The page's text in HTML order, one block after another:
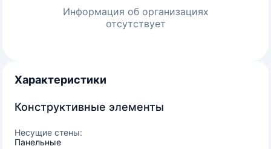
Информация об организациях
отсутствует
Характеристики
Конструктивные элементы
Несущие стены:
Панельные